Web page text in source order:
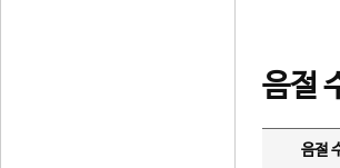
음절
음절